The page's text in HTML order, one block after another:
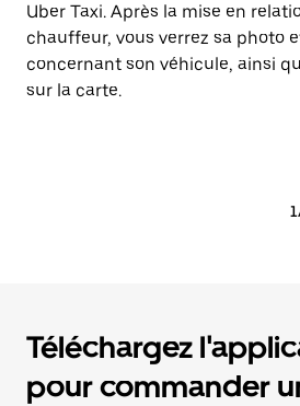
Uber Taxi. Après la mise en
chauffeur, vous verrez sa photo
concernant son véhicule, ainsi
sur la carte.
Téléchargez
pour commander